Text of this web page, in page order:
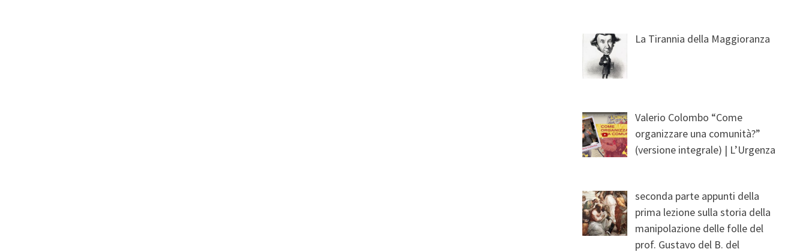
La Tirannia della Maggioranza
Valerio Colombo “Come
organizzare una comunità?”
(versione integrale) | L’Urgenza
seconda parte appunti della
prima lezione sulla storia della
manipolazione delle folle del
prof. Gustavo del B. del